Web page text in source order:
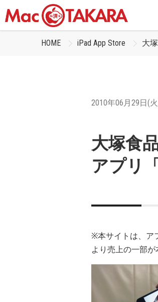
HOME iPad App Store 大
2010年06月29日(
大塚食
アプリ
※本サイトは、ア
より売上の一部が